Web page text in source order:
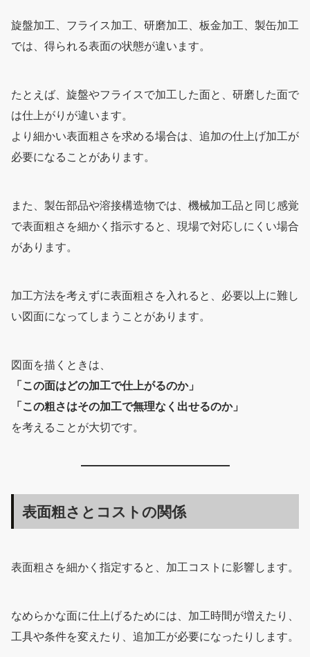
旋盤加工、フライス加工、研磨加工、板金加工、製缶加工
では、得られる表面の状態が違います。
たとえば、旋盤やフライスで加工した面と、研磨した面で
は仕上がりが違います。
より細かい表面粗さを求める場合は、追加の仕上げ加工が
必要になることがあります。
また、製缶部品や溶接構造物では、機械加工品と同じ感覚
で表面粗さを細かく指示すると、現場で対応しにくい場合
があります。
加工方法を考えずに表面粗さを入れると、必要以上に難し
い図面になってしまうことがあります。
図面を描くときは、
「この面はどの加工で仕上がるのか」
「この粗さはその加工で無理なく出せるのか」
を考えることが大切です。
表面粗さとコストの関係
表面粗さを細かく指定すると、加工コストに影響します。
なめらかな面に仕上げるためには、加工時間が増えたり、
工具や条件を変えたり、追加工が必要になったりします。